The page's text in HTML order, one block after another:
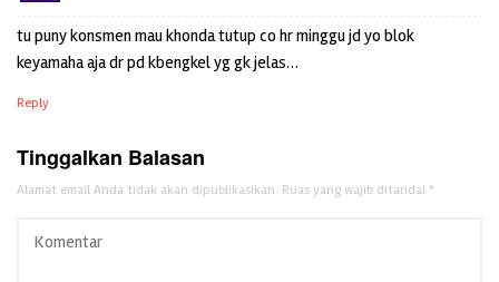
tu puny konsmen mau khonda tutup co hr minggu jd yo blok
keyamaha aja dr pd kbengkel yg gk jelas…
Reply
Tinggalkan Balasan
Alamat email Anda tidak akan dipublikasikan. Ruas yang wajib ditandai *